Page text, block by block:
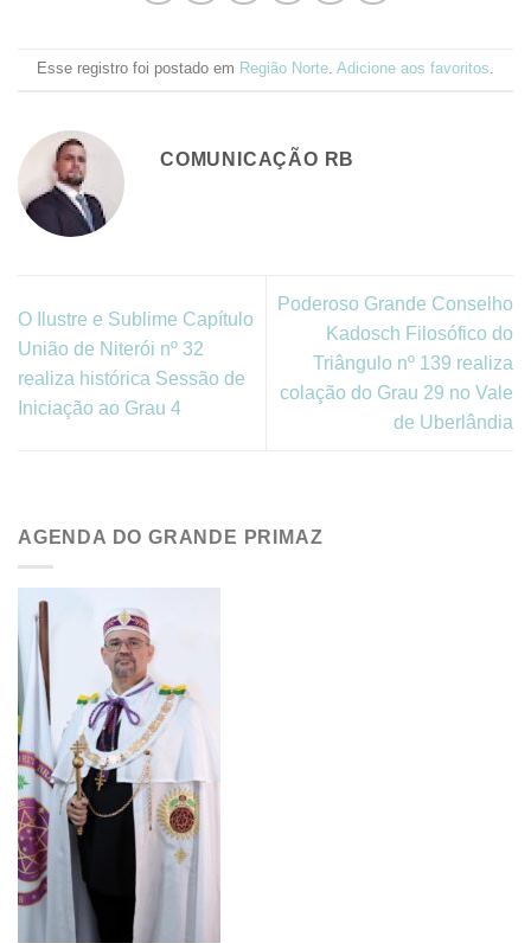
Esse registro foi postado em Região Norte. Adicione aos favoritos.
COMUNICAÇÃO RB
O Ilustre e Sublime Capítulo
União de Niterói nº 32
realiza histórica Sessão de
Iniciação ao Grau 4
Poderoso Grande Conselho
Kadosch Filosófico do
Triângulo nº 139 realiza
colação do Grau 29 no Vale
de Uberlândia
AGENDA DO GRANDE PRIMAZ